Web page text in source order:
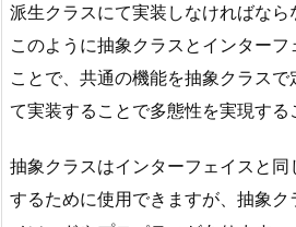
派生クラスにて実装しなければなら
このように抽象クラスとインター
ことで、共通の機能を抽象クラス
て実装することで多態性を実現する
抽象クラスはインターフェイスと
するために使用できますが、抽象ク